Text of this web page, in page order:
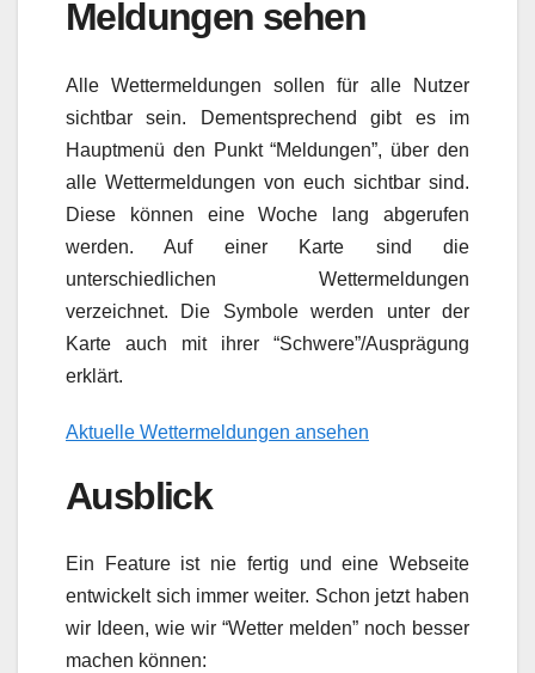
Meldungen sehen
Alle Wettermeldungen sollen für alle Nutzer
sichtbar sein. Dementsprechend gibt es im
Hauptmenü den Punkt “Meldungen”, über den
alle Wettermeldungen von euch sichtbar sind.
Diese können eine Woche lang abgerufen
werden. Auf einer Karte sind die
unterschiedlichen Wettermeldungen
verzeichnet. Die Symbole werden unter der
Karte auch mit ihrer “Schwere”/Ausprägung
erklärt.
Aktuelle Wettermeldungen ansehen
Ausblick
Ein Feature ist nie fertig und eine Webseite
entwickelt sich immer weiter. Schon jetzt haben
wir Ideen, wie wir “Wetter melden” noch besser
machen können: